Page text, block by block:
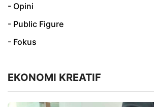
- Opini
- Public Figure
- Fokus
EKONOMI KREATIF